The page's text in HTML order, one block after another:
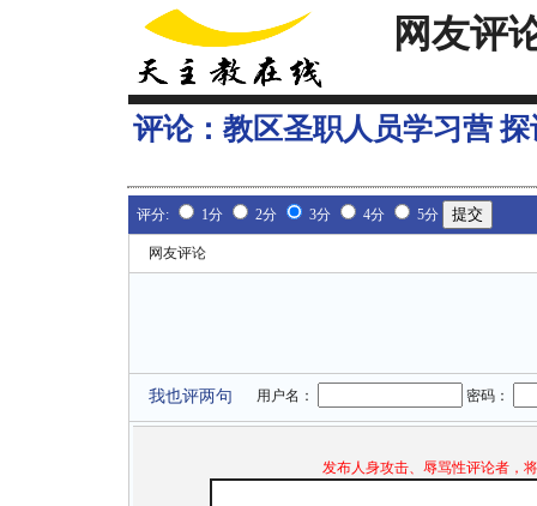
网友评
评论： 教区圣职人员学习营
评分: 1分 2分 3分 4分 5分
网友评论
我也评两句 用户名： 密码：
发布人身攻击、辱骂性评论者，